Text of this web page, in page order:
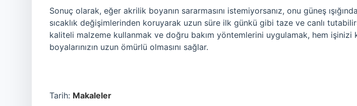
Sonuç olarak, eğer akrilik boyanın sararmasını istemiyorsanız, onu güneş
sıcaklık değişimlerinden koruyarak uzun süre ilk günkü gibi taze ve canlı
kaliteli malzeme kullanmak ve doğru bakım yöntemlerini uygulamak, hem işinizi
boyalarınızın uzun ömürlü olmasını sağlar.
Tarih: Makaleler